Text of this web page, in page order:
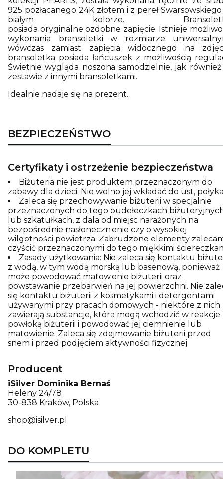
925 pozłacanego 24K złotem i z pereł
białym kolorze.
posiada oryginalne ozdobne zapięcie. Istnieje
wykonania bransoletki w rozmiarze
wówczas zamiast zapięcia widocznego na
bransoletka posiada łańcuszek z możliwością
Świetnie wygląda noszona samodzielnie, jak
zestawie z innymi bransoletkami.
Idealnie nadaje się na prezent.
BEZPIECZEŃSTWO
Certyfikaty i ostrzeżenie bezpieczeństwa
Biżuteria nie jest produktem przeznaczonym do
zabawy dla dzieci. Nie wolno jej wkładać do ust,
Zaleca się przechowywanie biżuterii w specjalnie
przeznaczonych do tego pudełeczkach
lub szkatułkach, z dala od miejsc narażonych na
bezpośrednie nasłonecznienie czy o wysokiej
wilgotności powietrza. Zabrudzone elementy
czyścić przeznaczonymi do tego miękkimi
Zasady użytkowania: Nie zaleca się kontaktu
z wodą, w tym wodą morską lub basenową, ponieważ
może powodować matowienie biżuterii oraz
powstawanie przebarwień na jej powierzchni. Nie
się kontaktu biżuterii z kosmetykami i detergentami
używanymi przy pracach domowych - niektóre z nich
zawierają substancje, które mogą wchodzić w reakcje
powłoką biżuterii i powodować jej ciemnienie lub
matowienie. Zaleca się zdejmowanie biżuterii przed
snem i przed podjęciem aktywności fizycznej
Producent
iSilver Dominika Bernaś
Heleny 24/78
30-838 Kraków, Polska
shop@isilver.pl
DO KOMPLETU